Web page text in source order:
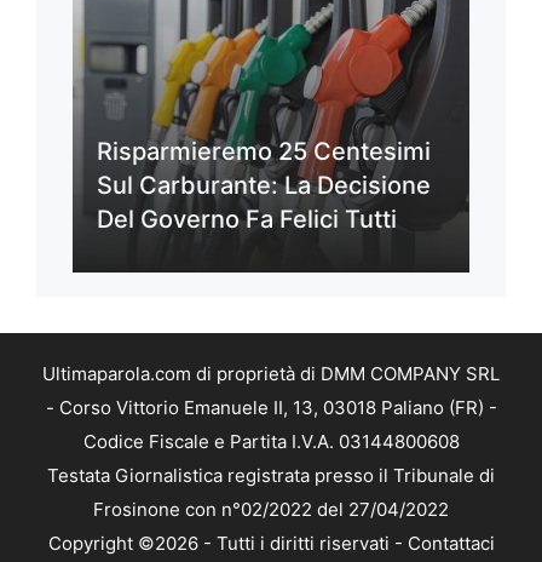
Risparmieremo 25 Centesimi
Sul Carburante: La Decisione
Del Governo Fa Felici Tutti
Ultimaparola.com di proprietà di DMM COMPANY SRL
- Corso Vittorio Emanuele II, 13, 03018 Paliano (FR) -
Codice Fiscale e Partita I.V.A. 03144800608
Testata Giornalistica registrata presso il Tribunale di
Frosinone con n°02/2022 del 27/04/2022
Copyright ©2026 - Tutti i diritti riservati - Contattaci